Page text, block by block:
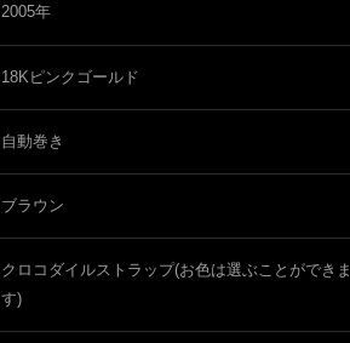
2005年
18Kピンクゴールド
自動巻き
ブラウン
クロコダイルストラップ(お色は選ぶことができま
す)